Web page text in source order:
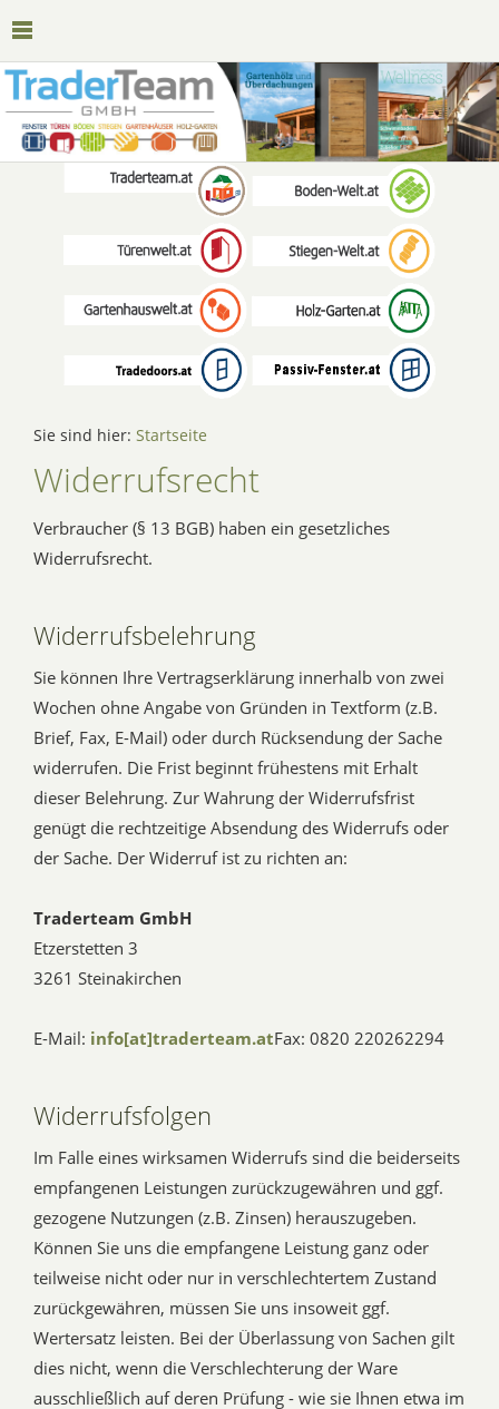
Sie sind hier: Startseite
Widerrufsrecht
Verbraucher (§ 13 BGB) haben ein gesetzliches
Widerrufsrecht.
Widerrufsbelehrung
Sie können Ihre Vertragserklärung innerhalb von zwei
Wochen ohne Angabe von Gründen in Textform (z.B.
Brief, Fax, E-Mail) oder durch Rücksendung der Sache
widerrufen. Die Frist beginnt frühestens mit Erhalt
dieser Belehrung. Zur Wahrung der Widerrufsfrist
genügt die rechtzeitige Absendung des Widerrufs oder
der Sache. Der Widerruf ist zu richten an:
Traderteam GmbH
Etzerstetten 3
3261 Steinakirchen
E-Mail: info[at]traderteam.atFax: 0820 220262294
Widerrufsfolgen
Im Falle eines wirksamen Widerrufs sind die beiderseits
empfangenen Leistungen zurückzugewähren und ggf.
gezogene Nutzungen (z.B. Zinsen) herauszugeben.
Können Sie uns die empfangene Leistung ganz oder
teilweise nicht oder nur in verschlechtertem Zustand
zurückgewähren, müssen Sie uns insoweit ggf.
Wertersatz leisten. Bei der Überlassung von Sachen gilt
dies nicht, wenn die Verschlechterung der Ware
ausschließlich auf deren Prüfung - wie sie Ihnen etwa im